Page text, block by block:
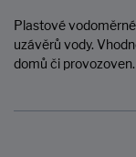
Plastové
uzávěrů vody.
domů či provozoven.